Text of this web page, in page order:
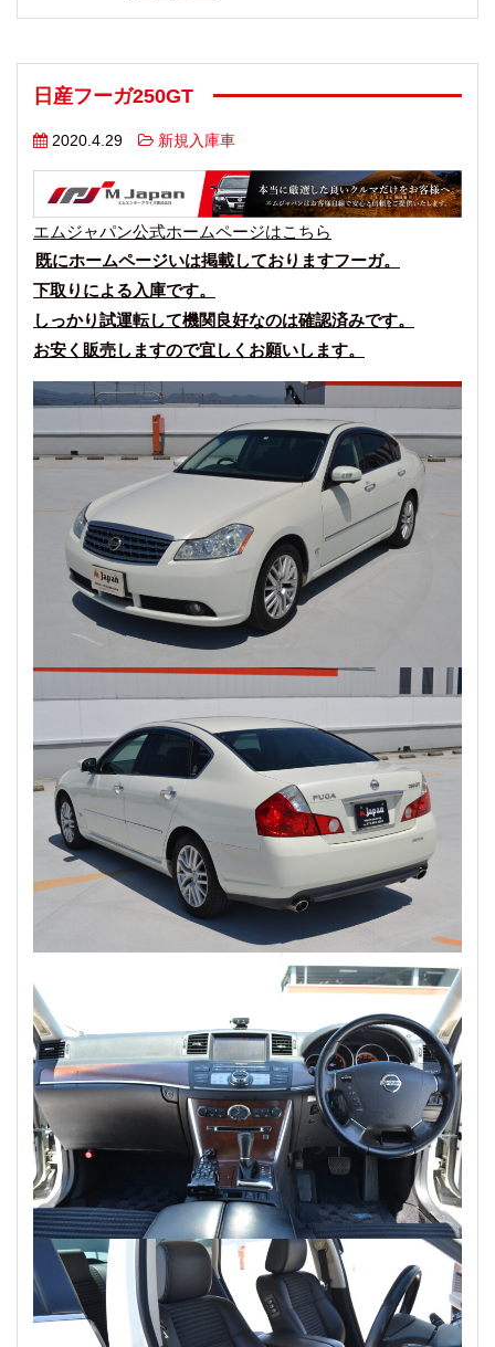
日産フーガ250GT
2020.4.29 新規入庫車
エムジャパン公式ホームページはこちら
既にホームページいは掲載しておりますフーガ。
下取りによる入庫です。
しっかり試運転して機関良好なのは確認済みです。
お安く販売しますので宜しくお願いします。